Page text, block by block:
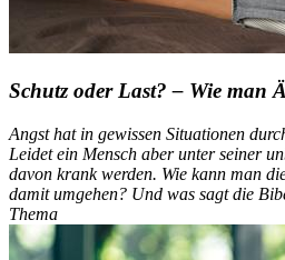
Schutz oder Last? – Wie man
Angst hat in gewissen Situationen
Leidet ein Mensch aber unter seiner
davon krank werden. Wie kann man
damit umgehen? Und was sagt die
Thema